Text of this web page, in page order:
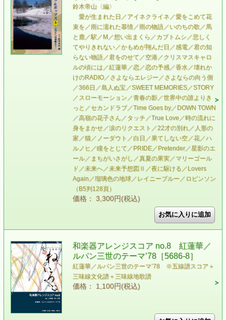
鈴木帝山〈編〉
愛が生まれた日／アイネクライネ／愛をこめて花
束を／雨に濡れた慕情／雨の物語／いのちの歌／馬
と鹿／駅／M／想い出まくら／カブトムシ／悲しく
てやりきれない／かもめが翔んだ日／感電／君の知
らない物語／君をのせて／空港／クリスマスキャロ
ルの頃には／紅蓮華／恋／恋の予感／香水／壊れか
けのRADIO／さよならエレジー／さよならの向う側
／366日／島人ぬ宝／SWEET MEMORIES／STORY
／スローモーション／青春の影／世界中の誰よりき
っと／セカンドラブ／Time Goes by／DOWN TOWN
／高嶺の花子さん／タッチ／True Love／時の流れに
身をまかせ／涙のリクエスト／22才の別れ／人形の
家／猫／ノーダウト／白日／果てしない空／花／ハ
ルノヒ／瞳をとじて／PRIDE／Pretender／星影のエ
ール／まちがいさがし／真夏の果実／マリーゴール
ド／未来へ／未来予想図Ⅱ／夜に駆ける／Lovers
Again／瑠璃色の地球／レイニーブルー／ロビンソン
（B5判128頁）
価格： 3,300円(税込)
和楽器アレンジスコア no.8 紅蓮華／
ルパン三世のテーマ’78［5686-8］
紅蓮華／ルパン三世のテーマ’78 ※五線譜スコア＋
三味線文化譜＋三味線地歌譜
価格： 1,100円(税込)